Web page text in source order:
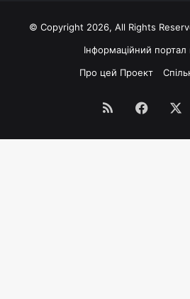
© Copyright 2026, All Rights
Інформаційний
Про цей Проект
RSS